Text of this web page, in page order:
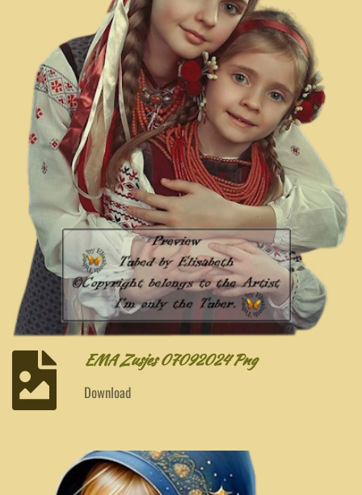
EMA Zusjes 07092024 Png
Download